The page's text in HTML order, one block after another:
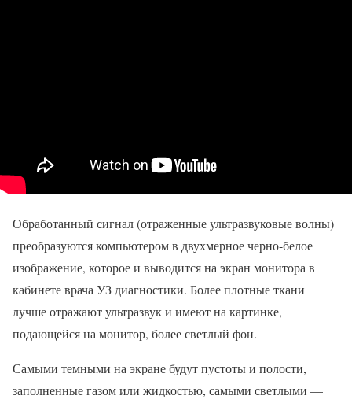
Обработанный сигнал (отраженные ультразвуковые волны)
преобразуются компьютером в двухмерное черно-белое
изображение, которое и выводится на экран монитора в
кабинете врача УЗ диагностики. Более плотные ткани
лучше отражают ультразвук и имеют на картинке,
подающейся на монитор, более светлый фон.
Самыми темными на экране будут пустоты и полости,
заполненные газом или жидкостью, самыми светлыми —